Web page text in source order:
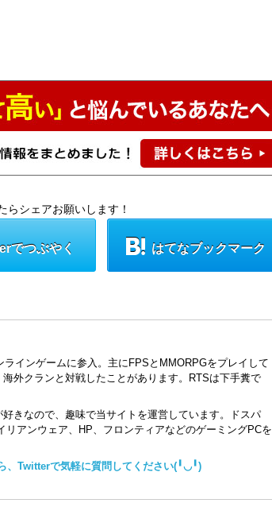
らシェアお願いします！
でつぶやく はてなブックマーク
インゲームに参入。主にFPSとMMORPGをプレイして
外クランと対戦したことがあります。RTSは下手糞で
きなので、趣味で当サイトを運営しています。ドスパ
リアンウェア、HP、フロンティアなどのゲーミングPCを
、Twitterで気軽に質問してください(╹◡╹)